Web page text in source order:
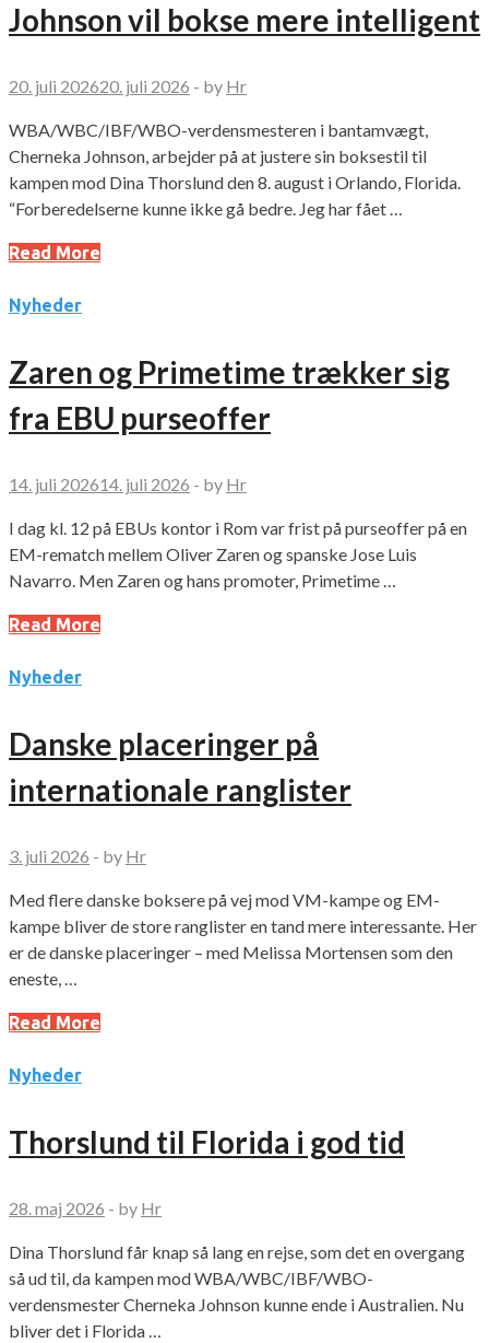
Johnson vil bokse mere intelligent
20. juli 202620. juli 2026 - by Hr
WBA/WBC/IBF/WBO-verdensmesteren i bantamvægt,
Cherneka Johnson, arbejder på at justere sin boksestil til
kampen mod Dina Thorslund den 8. august i Orlando, Florida.
“Forberedelserne kunne ikke gå bedre. Jeg har fået …
Read More
Nyheder
Zaren og Primetime trækker sig
fra EBU purseoffer
14. juli 202614. juli 2026 - by Hr
I dag kl. 12 på EBUs kontor i Rom var frist på purseoffer på en
EM-rematch mellem Oliver Zaren og spanske Jose Luis
Navarro. Men Zaren og hans promoter, Primetime …
Read More
Nyheder
Danske placeringer på
internationale ranglister
3. juli 2026 - by Hr
Med flere danske boksere på vej mod VM-kampe og EM-
kampe bliver de store ranglister en tand mere interessante. Her
er de danske placeringer – med Melissa Mortensen som den
eneste, …
Read More
Nyheder
Thorslund til Florida i god tid
28. maj 2026 - by Hr
Dina Thorslund får knap så lang en rejse, som det en overgang
så ud til, da kampen mod WBA/WBC/IBF/WBO-
verdensmester Cherneka Johnson kunne ende i Australien. Nu
bliver det i Florida …